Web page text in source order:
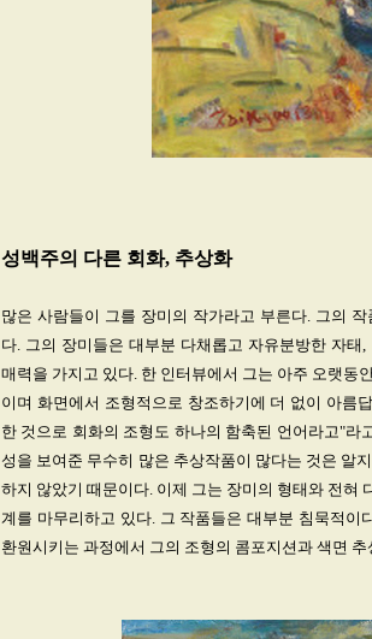
성백주의 다른 회화, 추상화
많은 사람들이 그를 장미의 작가라고 부른다. 그의
다. 그의 장미들은 대부분 다채롭고 자유분방한 자
매력을 가지고 있다. 한 인터뷰에서 그는 아주 오랫동
이며 화면에서 조형적으로 창조하기에 더 없이 아름
한 것으로 회화의 조형도 하나의 함축된 언어라고"
성을 보여준 무수히 많은 추상작품이 많다는 것은 알
하지 않았기 때문이다. 이제 그는 장미의 형태와 전혀
계를 마무리하고 있다. 그 작품들은 대부분 침묵적
환원시키는 과정에서 그의 조형의 콤포지션과 색면